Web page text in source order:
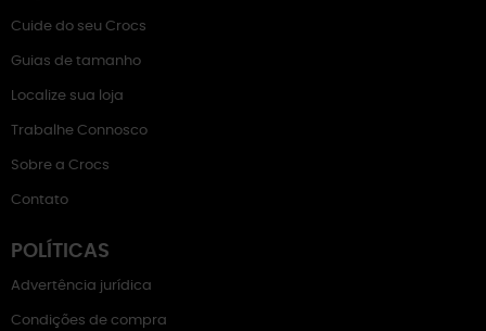
Cuide do seu Crocs
Guias de tamanho
Localize sua loja
Trabalhe Connosco
Sobre a Crocs
Contato
POLÍTICAS
Advertência jurídica
Condições de compra